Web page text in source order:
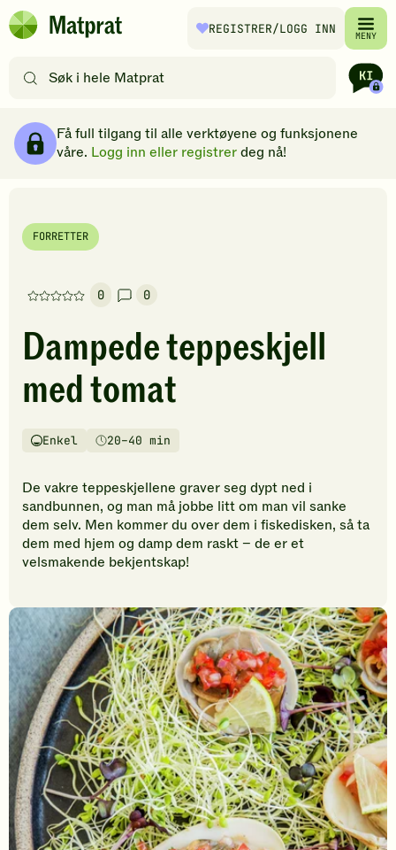
Hopp til hovedinnhold
Matprat
REGISTRER/LOGG INN MENY
etter
filtre
Få full tilgang til alle verktøyene og funksjonene
våre. Logg inn eller registrerdeg nå!
FORRETTER
0
Denne
har
foreløpig
ingen
vurderinger.
den
til
å
vurdere
denne
oppskriften.
0
Dampede teppeskjell
med tomat
Vanskelighetsgrad
Enkel
Tilberedningstid20–40 min
De vakre teppeskjellene graver seg dypt ned i
sandbunnen, og man må jobbe litt om man vil sanke
dem selv. Men kommer du over dem i fiskedisken, så ta
dem med hjem og damp dem raskt – de er et
velsmakende bekjentskap!